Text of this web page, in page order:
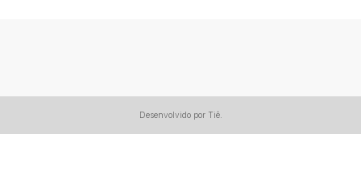
Desenvolvido por Tiê.